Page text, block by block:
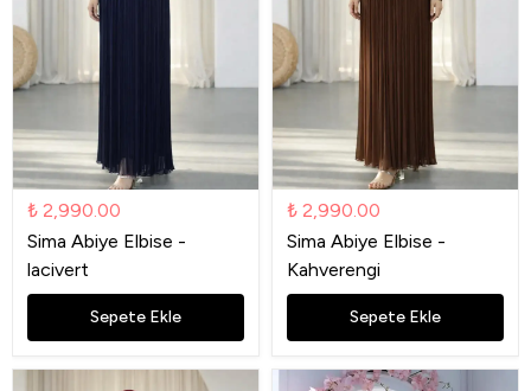
₺ 2,990.00
Sima Abiye Elbise -
lacivert
Sepete Ekle
₺ 2,990.00
Sima Abiye Elbise -
Kahverengi
Sepete Ekle